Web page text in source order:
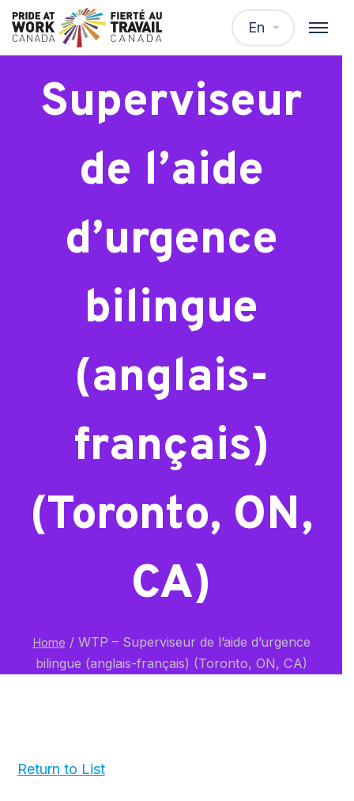
En
WTP –
Superviseur
de l’aide
d’urgence
bilingue
(anglais-
français)
(Toronto, ON,
CA)
Home /WTP – Superviseur de l’aide d’urgence
bilingue (anglais-français) (Toronto, ON, CA)
Return to List